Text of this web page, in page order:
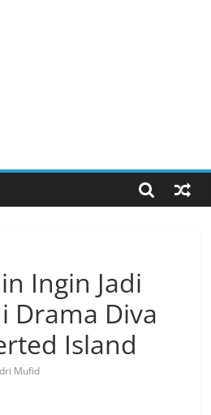
Ingin Jadi
Drama Diva
Island
Mufid